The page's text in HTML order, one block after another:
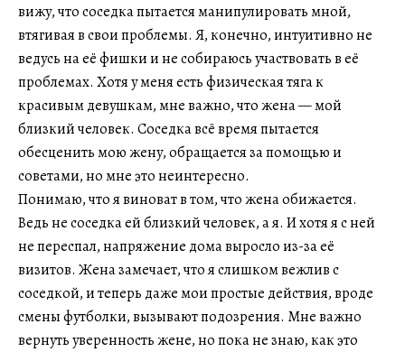
вижу, что соседка пытается манипулировать мной,
втягивая в свои проблемы. Я, конечно, интуитивно не
ведусь на её фишки и не собираюсь участвовать в её
проблемах. Хотя у меня есть физическая тяга к
красивым девушкам, мне важно, что жена — мой
близкий человек. Соседка всё время пытается
обесценить мою жену, обращается за помощью и
советами, но мне это неинтересно.
Понимаю, что я виноват в том, что жена обижается.
Ведь не соседка ей близкий человек, а я. И хотя я с ней
не переспал, напряжение дома выросло из-за её
визитов. Жена замечает, что я слишком вежлив с
соседкой, и теперь даже мои простые действия, вроде
смены футболки, вызывают подозрения. Мне важно
вернуть уверенность жене, но пока не знаю, как это